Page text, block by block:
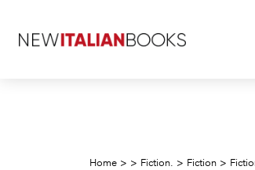
Home > > Fiction. > Fiction >